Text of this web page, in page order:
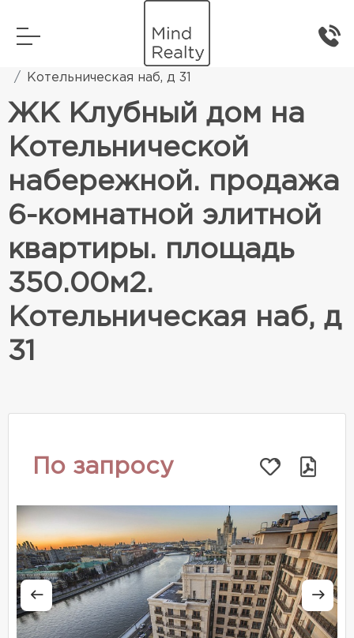
Элитная жилая недвижимость
Котельническая наб, д 31
ЖК Клубный дом на
Котельнической
набережной. продажа
6-комнатной элитной
квартиры. площадь
350.00м2.
Котельническая наб, д
31
По запросу